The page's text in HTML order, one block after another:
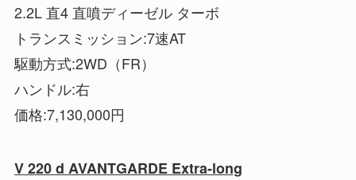
2.2L 直4 直噴ディーゼル ターボ
トランスミッション:7速AT
駆動方式:2WD（FR）
ハンドル:右
価格:7,130,000円
V 220 d AVANTGARDE Extra-long